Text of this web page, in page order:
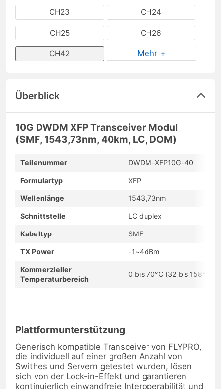
CH23 CH24
CH25 CH26
CH42 Mehr +
Überblick
10G DWDM XFP Transceiver Modul
(SMF, 1543,73nm, 40km, LC, DOM)
Teilenummer DWDM-XFP10G-40
Formulartyp XFP
Wellenlänge 1543,73nm
Schnittstelle LC duplex
Kabeltyp SMF
TX Power -1~4dBm
Kommerzieller
Temperaturbereich
0 bis 70°C (32 bis 158°F)
Plattformunterstützung
Generisch kompatible Transceiver von FLYPRO,
die individuell auf einer großen Anzahl von
Swithes und Servern getestet wurden, lösen
sich von der Lock-in-Effekt und garantieren
kontinuierlich einwandfreie Interoperabilität und